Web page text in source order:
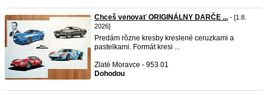
Chceš venovať ORIGINÁLNY DARČE ... - [1.8.
2026]
Predám rôzne kresby kreslené ceruzkami a
pastelkami. Formát kresi ...
Zlaté Moravce - 953 01
Dohodou